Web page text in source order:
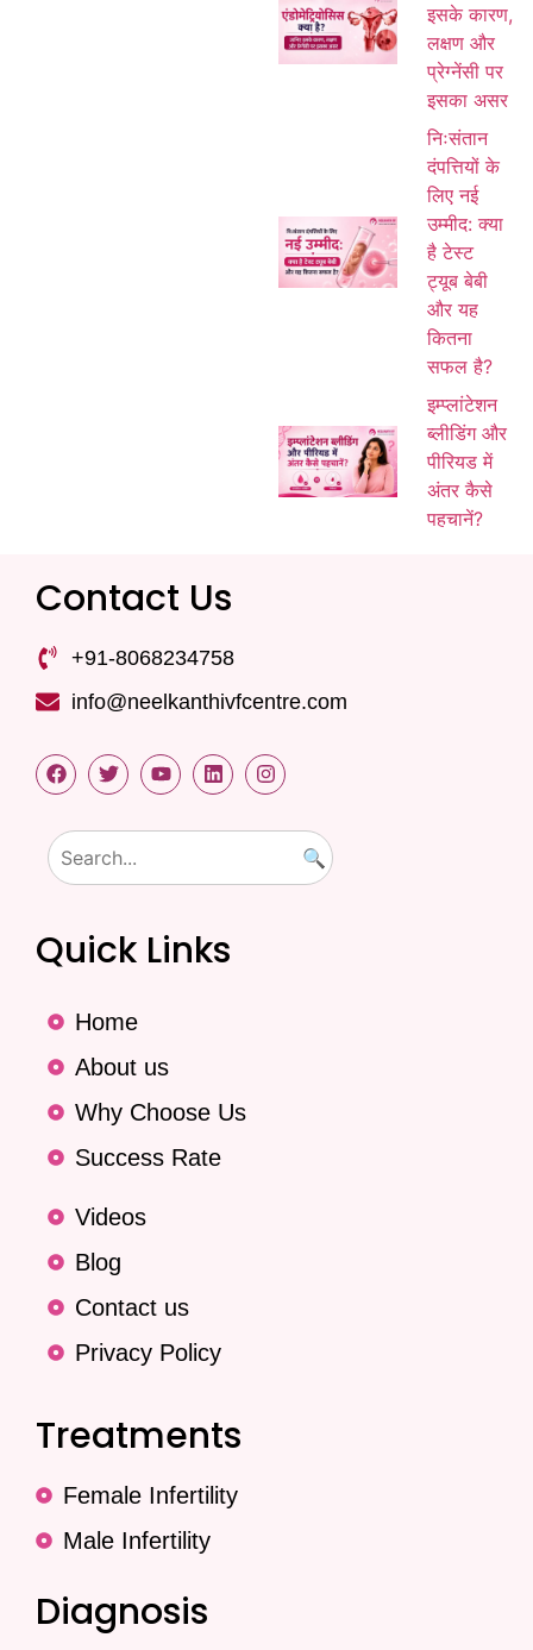
इसके कारण,
लक्षण और
प्रेग्नेंसी पर
इसका असर
निःसंतान
दंपत्तियों के
लिए नई
उम्मीद: क्या
है टेस्ट
ट्यूब बेबी
और यह
कितना
सफल है?
इम्प्लांटेशन
ब्लीडिंग और
पीरियड में
अंतर कैसे
पहचानें?
Contact Us
+91-8068234758
info@neelkanthivfcentre.com
🔍
Quick Links
Home
About us
Why Choose Us
Success Rate
Videos
Blog
Contact us
Privacy Policy
Treatments
Female Infertility
Male Infertility
Diagnosis